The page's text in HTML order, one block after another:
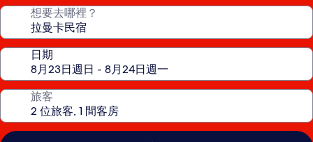
想要去哪裡？
日期
旅客